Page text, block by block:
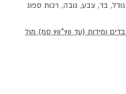
בד, צבע, גובה, רכות ספוג
** ניתן לבחור מגוון צבעים בדים ומידות (עד 90*90 סמ) מול